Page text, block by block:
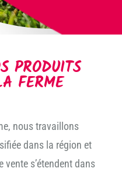
PRODUITS
FERME
nous travaillons
dans la région et
s’étendent dans